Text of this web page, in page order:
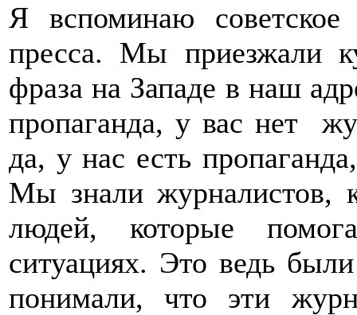
Я вспоминаю
пресса. Мы приезжали
фраза на Западе в наш
пропаганда, у вас нет
да, у нас есть
Мы знали журналистов,
людей, которые
ситуациях. Это ведь
понимали, что эти